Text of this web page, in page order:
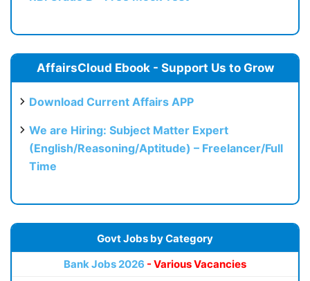
AffairsCloud Ebook - Support Us to Grow
Download Current Affairs APP
We are Hiring: Subject Matter Expert
(English/Reasoning/Aptitude) – Freelancer/Full
Time
Govt Jobs by Category
Bank Jobs 2026 - Various Vacancies